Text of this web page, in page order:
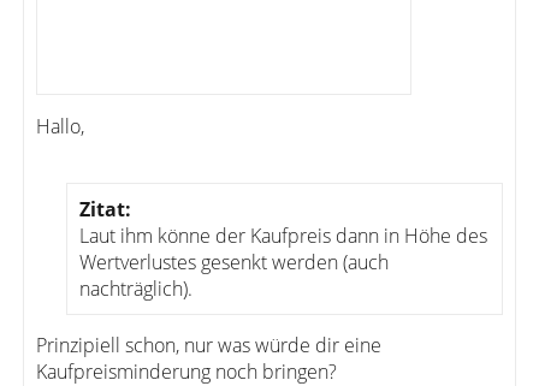
Hallo,
Zitat:
Laut ihm könne der Kaufpreis dann in Höhe des
Wertverlustes gesenkt werden (auch
nachträglich).
Prinzipiell schon, nur was würde dir eine
Kaufpreisminderung noch bringen?